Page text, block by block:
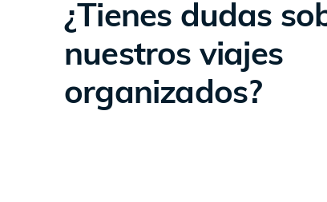
¿Tienes dudas
nuestros viajes
organizados?